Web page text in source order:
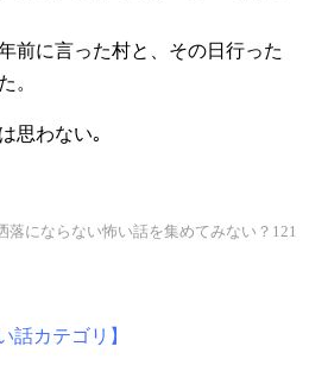
前に言った村と、その日行った
。
思わない｡
落にならない怖い話を集めてみない？121
話カテゴリ】